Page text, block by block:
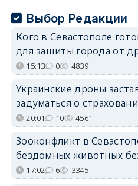
Выбор Редакции
Кого в Севастополе
для защиты города от
15:13 0 4839
Украинские дроны
задуматься о
20:01 10 4561
Зооконфликт в
бездомных животных
17:02 6 3345